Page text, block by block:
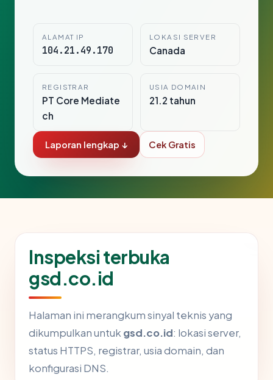
ALAMAT IP
104.21.49.170
LOKASI SERVER
Canada
REGISTRAR
PT Core Mediate
ch
USIA DOMAIN
21.2 tahun
Laporan lengkap ↓ Cek Gratis
Inspeksi terbuka
gsd.co.id
Halaman ini merangkum sinyal teknis yang
dikumpulkan untukgsd.co.id: lokasi server,
status HTTPS, registrar, usia domain, dan
konfigurasi DNS.